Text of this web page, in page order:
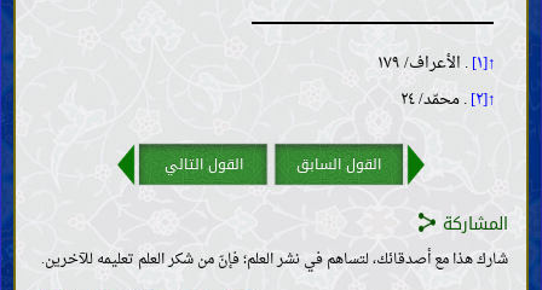
↑[١] . الأعراف/ ١٧٩
↑[٢] . محمّد/ ٢٤
القول السابق القول التالي
المشاركة
شارك هذا مع أصدقائك، لتساهم في نشر العلم؛ فإنّ من شكر العلم تعليمه للآخرين.